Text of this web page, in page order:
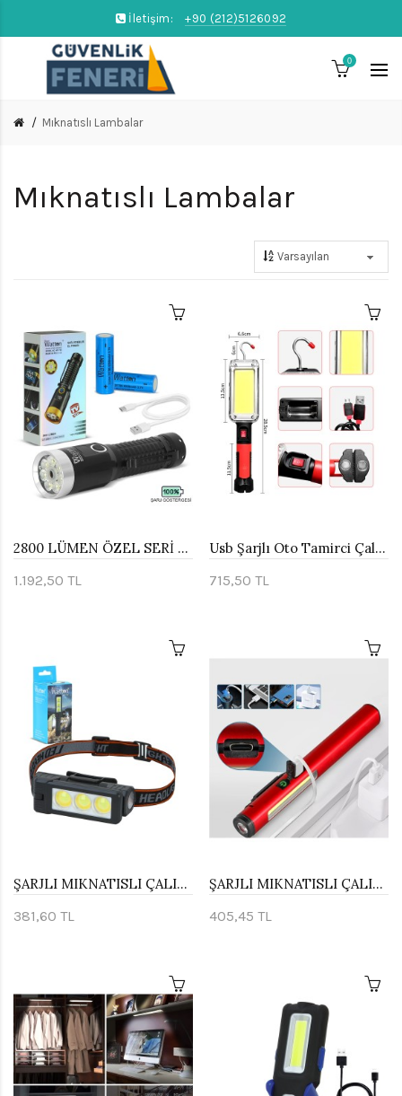
İletişim: +90 (212)5126092
0
Mıknatıslı Lambalar
Mıknatıslı Lambalar
2800 LÜMEN ÖZEL SERİ YEŞİL LAZER ÖZELLİKLİ MIKNATISLI WATTON WT-735
1.192,50 TL
Usb Şarjlı Oto Tamirci Çalışma Lambası Watton Wt-733
715,50 TL
ŞARJLI MIKNATISLI ÇALIŞMA LAMBASI KAFA IŞIĞI WATTON WT-706
381,60 TL
ŞARJLI MIKNATISLI ÇALIŞMA LAMBASI CEP FENERİ WATTON WT-307-S
405,45 TL